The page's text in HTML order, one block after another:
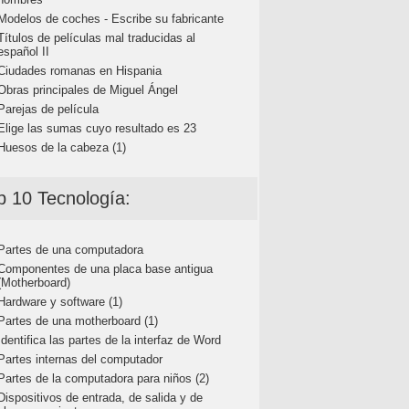
de coches - Escribe su fabricante
de películas mal traducidas al
II
romanas en Hispania
principales de Miguel Ángel
de película
las sumas cuyo resultado es 23
de la cabeza (1)
10 Tecnología:
de una computadora
de una placa base antigua
y software (1)
de una motherboard (1)
las partes de la interfaz de Word
internas del computador
de la computadora para niños (2)
de entrada, de salida y de